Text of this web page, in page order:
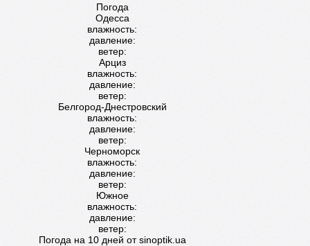
Погода
Одесса
влажность:
давление:
ветер:
Арциз
влажность:
давление:
ветер:
Белгород-Днестровский
влажность:
давление:
ветер:
Черноморск
влажность:
давление:
ветер:
Южное
влажность:
давление:
ветер:
Погода на 10 дней отsinoptik.ua